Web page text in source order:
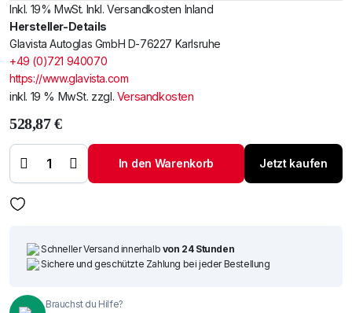
Inkl. 19% MwSt. Inkl. Versandkosten Inland
Hersteller-Details
Glavista Autoglas GmbH D-76227 Karlsruhe
+49 (0)721 940070
https://www.glavista.com
inkl. 19 % MwSt. zzgl. Versandkosten
528,87€
Windschutzscheibe / Frontscheibe
Skoda Kodiaq 16-
+Akustik+reflek+Spiegelhalter+Kam+VIN
Menge
In den Warenkorb Jetzt kaufen
Schneller Versand innerhalb von 24 Stunden
Sichere und geschützte Zahlung bei jeder Bestellung
Brauchst du Hilfe?